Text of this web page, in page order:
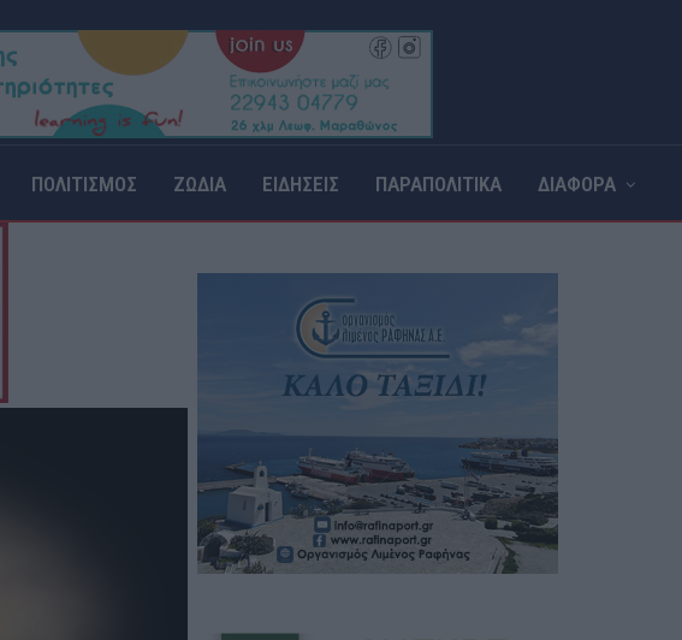
ΠΟΛΙΤΙΣΜΟΣ ΖΩΔΙΑ ΕΙΔΗΣΕΙΣ ΠΑΡΑΠΟΛΙΤΙΚΑ ΔΙΑΦΟΡΑ